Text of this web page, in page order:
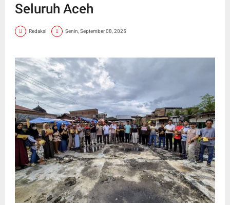
Seluruh Aceh
Redaksi Senin, September 08, 2025